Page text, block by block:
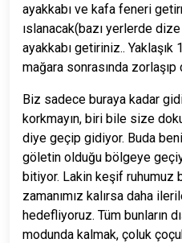
ayakkabı ve kafa feneri
ıslanacak(bazı yerlerde
ayakkabı getiriniz.. Yaklaşık
mağara sonrasında
Biz sadece buraya kadar
korkmayın, biri bile size
diye geçip gidiyor. Buda
göletin olduğu bölgeye
bitiyor. Lakin keşif ruhumuz
zamanımız kalırsa daha
hedefliyoruz. Tüm bunların
modunda kalmak, çoluk